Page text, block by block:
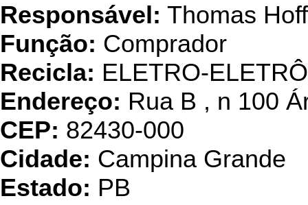
Responsável: Thomas
Função: Comprador
Recicla: ELETRO-
Endereço: Rua B , n 100
CEP: 82430-000
Cidade: Campina Grande
Estado: PB